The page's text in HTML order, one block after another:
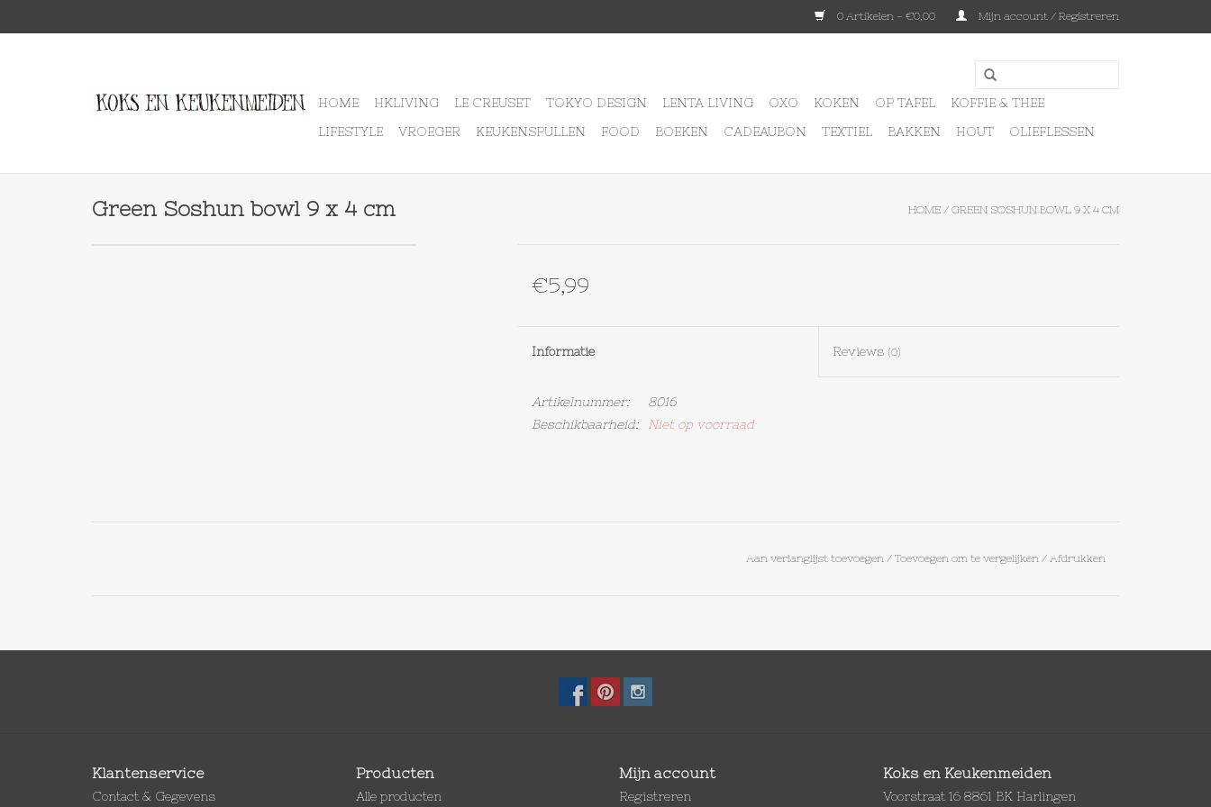
0 Artikelen - €0,00 Mijn account / Registreren
HOME HKLIVING LE CREUSET TOKYO DESIGN LENTA LIVING OXO KOKEN OP TAFEL
KOFFIE & THEE
LIFESTYLE
VROEGER KEUKENSPULLEN FOOD BOEKEN CADEAUBON TEXTIEL BAKKEN HOUT OLIEFLESSEN
Green Soshun bowl 9 x 4 cm HOME / GREEN SOSHUN BOWL 9 X 4 CM
€5,99
Informatie Reviews (0)
Artikelnummer:
8016
Beschikbaarheid:
Niet op voorraad
Aan verlanglijst toevoegen/ Toevoegen om te vergelijken / Afdrukken
Klantenservice
Contact & Gegevens
Producten
Alle producten
Mijn account
Registreren
Koks en Keukenmeiden
Voorstraat 16 8861 BK Harlingen